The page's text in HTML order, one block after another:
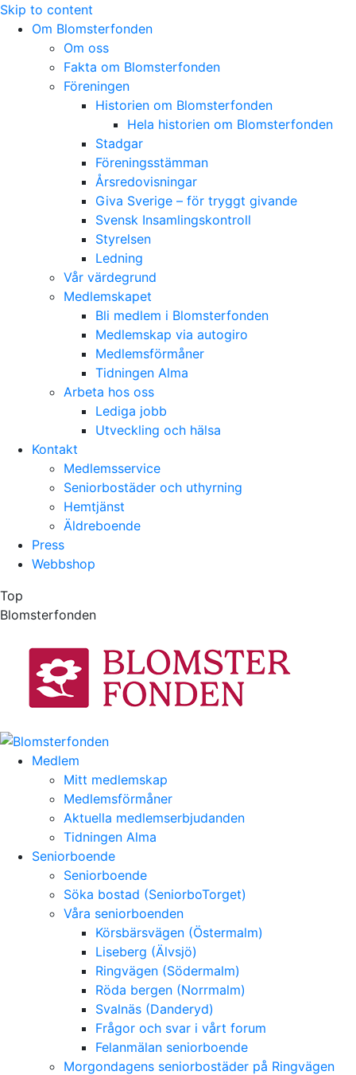
Skip to content
Om Blomsterfonden
Om oss
Fakta om Blomsterfonden
Föreningen
Historien om Blomsterfonden
Hela historien om Blomsterfonden
Stadgar
Föreningsstämman
Årsredovisningar
Giva Sverige – för tryggt givande
Svensk Insamlingskontroll
Styrelsen
Ledning
Vår värdegrund
Medlemskapet
Bli medlem i Blomsterfonden
Medlemskap via autogiro
Medlemsförmåner
Tidningen Alma
Arbeta hos oss
Lediga jobb
Utveckling och hälsa
Kontakt
Medlemsservice
Seniorbostäder och uthyrning
Hemtjänst
Äldreboende
Press
Webbshop
Top
Blomsterfonden
Medlem
Mitt medlemskap
Medlemsförmåner
Aktuella medlemserbjudanden
Tidningen Alma
Seniorboende
Seniorboende
Söka bostad (SeniorboTorget)
Våra seniorboenden
Körsbärsvägen (Östermalm)
Liseberg (Älvsjö)
Ringvägen (Södermalm)
Röda bergen (Norrmalm)
Svalnäs (Danderyd)
Frågor och svar i vårt forum
Felanmälan seniorboende
Morgondagens seniorbostäder på Ringvägen